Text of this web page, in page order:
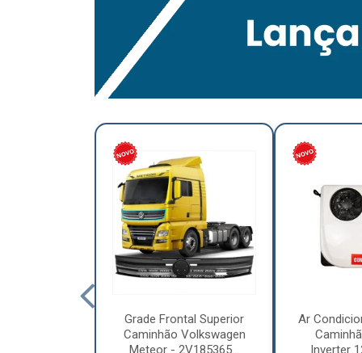
Grade Frontal Superior
Caminhão Volkswagen
Meteor - 2V185365...
Ar
Inverter